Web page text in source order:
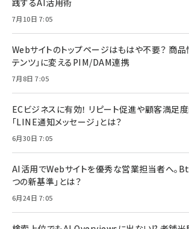
7月10日 7:05
Webサイトのトップページはもはや不要？ 商品
テンツ」に変えるPIM/DAM連携
7月8日 7:05
ECビジネスに有効！ リピート促進や顧客満足
「LINE通知メッセージ」とは？
6月30日 7:05
AI活用でWebサイトを優秀な営業担当者へ。
つの新基準」とは？
6月24日 7:05